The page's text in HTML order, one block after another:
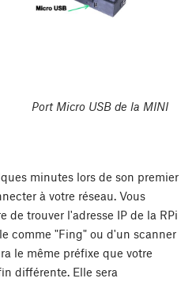
Port Micro USB de la MINI
minutes lors de son premier
à votre réseau. Vous
de trouver l'adresse IP de la RPi
comme "Fing" ou d'un scanner
le même préfixe que votre
différente. Elle sera